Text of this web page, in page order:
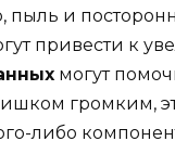
пыль и
привести к
могут
громким,
либо